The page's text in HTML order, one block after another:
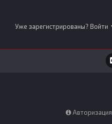
Уже зарегистрированы? Войти
Авторизация